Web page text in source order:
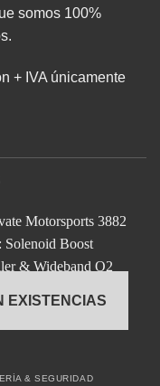
somos 100%
+ IVA únicamente
EXISTENCIAS
& SEGURIDAD